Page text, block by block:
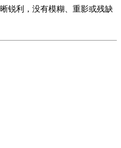
锐利，没有模糊、重影或残缺